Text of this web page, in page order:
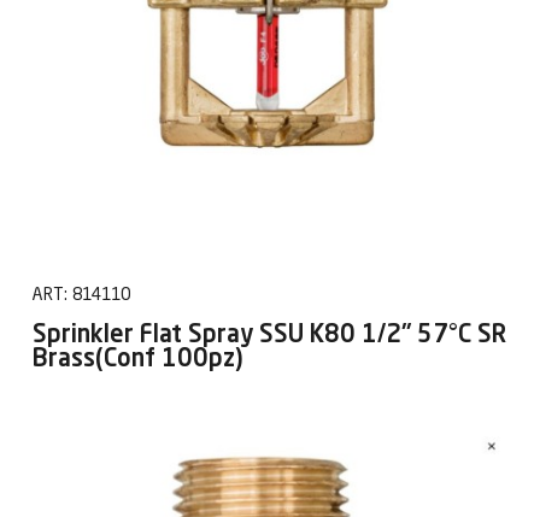
ART: 814110
Sprinkler Flat Spray SSU K80 1/2" 57°C SR
Brass(Conf 100pz)